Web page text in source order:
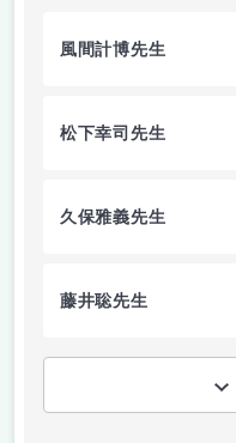
風間計博先生
松下幸司先生
久保雅義先生
藤井聡先生